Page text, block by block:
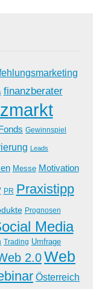
finanzberater
Gewinnspiel
Leads
Messe Motivation
PR Praxistipp
Prognosen
Media
Trading Umfrage
2.0Web
Österreich